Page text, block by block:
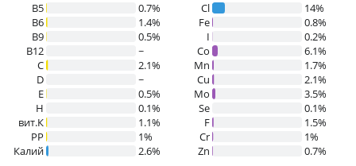
B5
0.7%
B6
1.4%
B9
0.5%
B12
~
C
2.1%
D
~
E
0.5%
H
0.1%
вит.К
1.1%
PP
1%
Калий
2.6%
Cl
14%
Fe
0.8%
I
0.2%
Co
6.1%
Mn
1.7%
Cu
2.1%
Mo
3.5%
Se
0.1%
F
1.5%
Cr
1%
Zn
0.7%